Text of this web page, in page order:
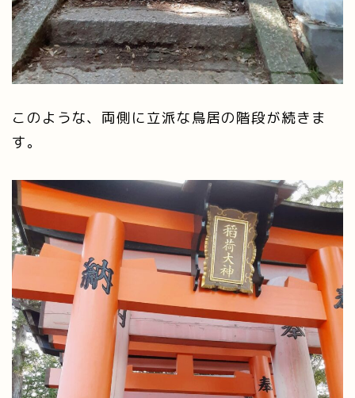
このような、両側に立派な鳥居の階段が続きま
す。